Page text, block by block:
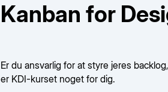
Kanban for
Er du ansvarlig for at styre jeres
er KDI-kurset noget for dig.